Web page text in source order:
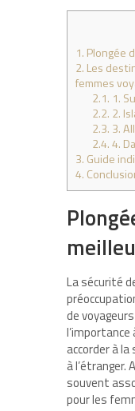
1. Plongée
2. Les
femmes
2.1. 1.
2.2. 2.
2.3. 3.
2.4.4.
3. Guide
4.
La sécurité
de
accorder à
à l’étranger.
souvent
pour les